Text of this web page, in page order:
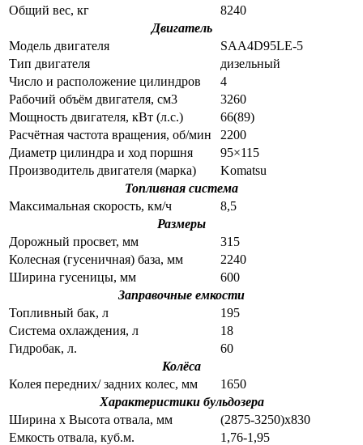
Общий вес, кг
8240
Двигатель
Модель двигателя
SAA4D95LE-5
Тип двигателя
дизельный
Число и расположение цилиндров
4
Рабочий объём двигателя, см3
3260
Мощность двигателя, кВт (л.с.)
66(89)
Расчётная частота вращения, об/мин
2200
Диаметр цилиндра и ход поршня
95×115
Производитель двигателя (марка)
Komatsu
Топливная система
Максимальная скорость, км/ч
8,5
Размеры
Дорожный просвет, мм
315
Колесная (гусеничная) база, мм
2240
Ширина гусеницы, мм
600
Заправочные емкости
Топливный бак, л
195
Система охлаждения, л
18
Гидробак, л.
60
Колёса
Колея передних/ задних колес, мм
1650
Характеристики бульдозера
Ширина х Высота отвала, мм
(2875-3250)x830
Емкость отвала, куб.м.
1,76-1,95